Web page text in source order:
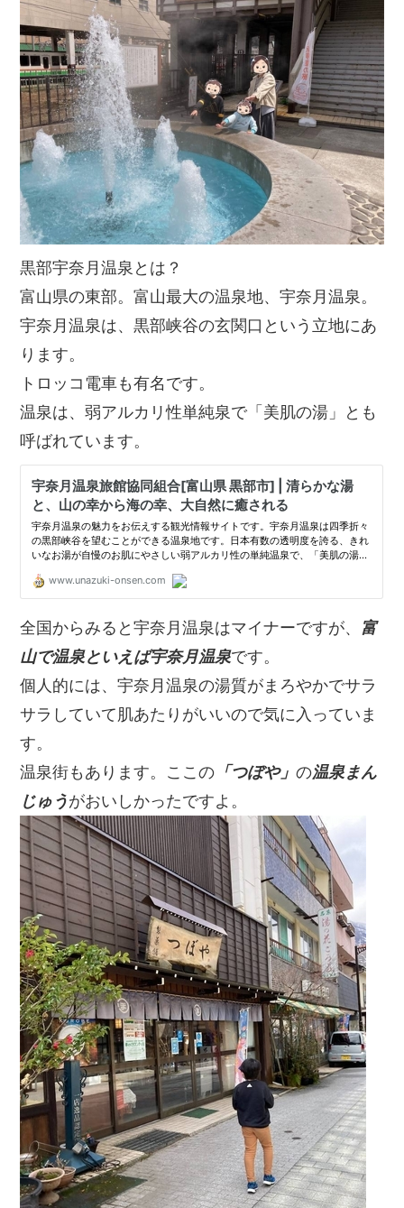
黒部宇奈月温泉とは？
富山県の東部。富山最大の温泉地、宇奈月温泉。
宇奈月温泉は、黒部峡谷の玄関口という立地にあ
ります。
トロッコ電車も有名です。
温泉は、弱アルカリ性単純泉で「美肌の湯」とも
呼ばれています。
全国からみると宇奈月温泉はマイナーですが、 富
山で温泉といえば宇奈月温泉です。
個人的には、宇奈月温泉の湯質がまろやかでサラ
サラしていて肌あたりがいいので気に入っていま
す。
温泉街もあります。ここの 「つぼや」の温泉まん
じゅうがおいしかったですよ。